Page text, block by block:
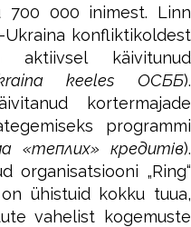
700 000 inimest. Linn
Ukraina konfliktikoldest
aktiivsel käivitunud
keeles ОСББ).
kortermajade
programmi
«теплих» кредитів).
organisatsiooni „Ring“
ühistuid kokku tuua,
vahelist kogemuste